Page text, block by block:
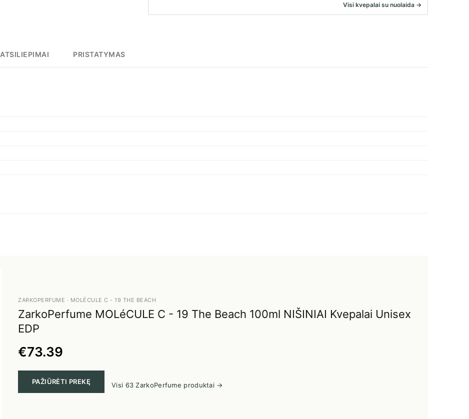
Visi kvepalai su nuolaida →
ATSILIEPIMAI PRISTATYMAS
ZARKOPERFUME · MOLÉCULE C - 19 THE BEACH
ZarkoPerfume MOLéCULE C - 19 The Beach 100ml NIŠINIAI Kvepalai Unisex
EDP
€73.39
PAŽIŪRĖTI PREKĘ Visi 63 ZarkoPerfume produktai →